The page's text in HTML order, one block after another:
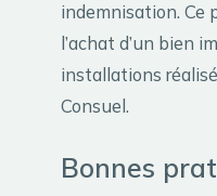
indemnisation. Ce
l’achat d’un bien
installations
Consuel.
Bonnes